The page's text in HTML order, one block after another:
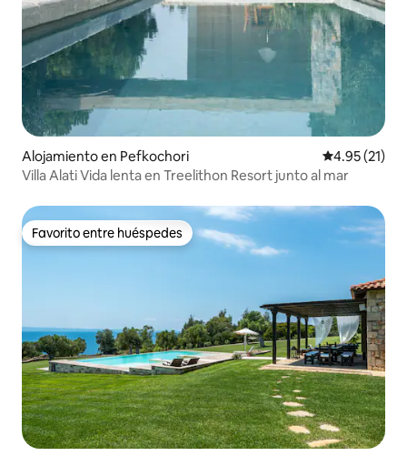
Alojamiento en Pefkochori Calificación
4.95 (21)
Villa Alati Vida lenta en Treelithon Resort junto al mar
Favorito entre huéspedes
Favorito entre huéspedes